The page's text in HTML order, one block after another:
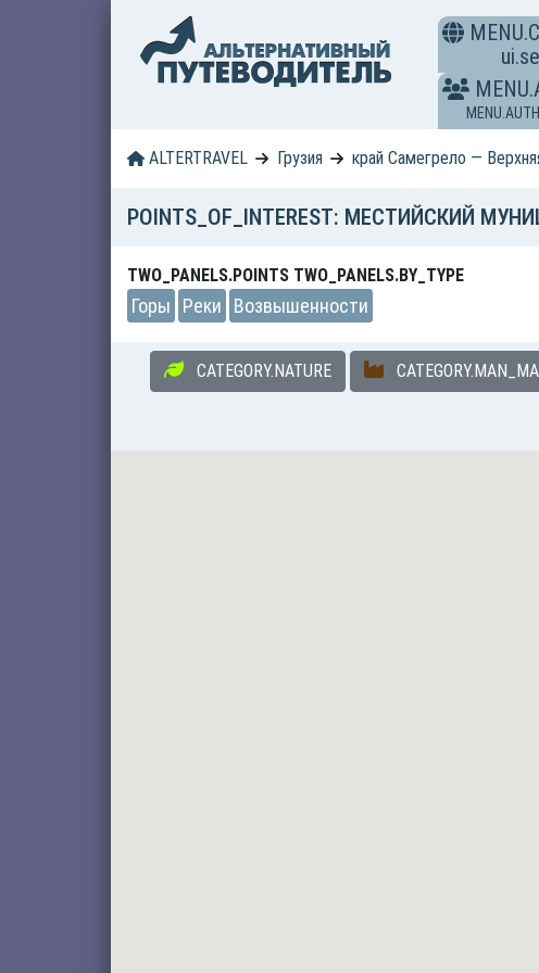
ALTERTRAVEL Грузия край Самегрело —
POINTS_OF_INTEREST: МЕСТИЙСКИЙ
TWO_PANELS.POINTS TWO_PANELS.BY_TYPE
Горы Реки Возвышенности
CATEGORY.NATURE